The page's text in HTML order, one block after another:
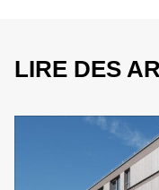
LIRE DES